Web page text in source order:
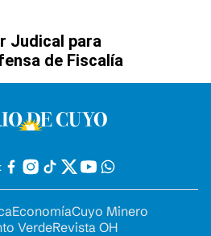
Judical para
de Fiscalía
EconomíaCuyo Minero
VerdeRevista OH